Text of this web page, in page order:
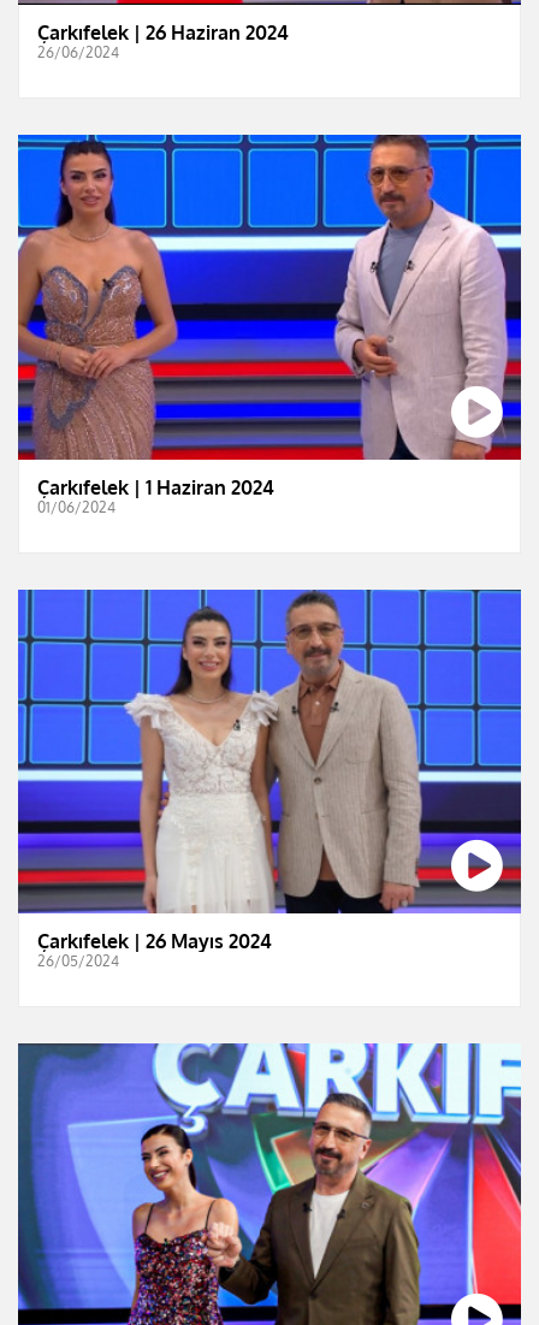
Çarkıfelek | 26 Haziran 2024
26/06/2024
Çarkıfelek | 1 Haziran 2024
01/06/2024
Çarkıfelek | 26 Mayıs 2024
26/05/2024